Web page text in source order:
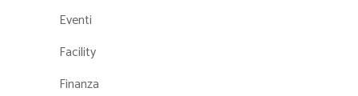
Eventi
Facility
Finanza